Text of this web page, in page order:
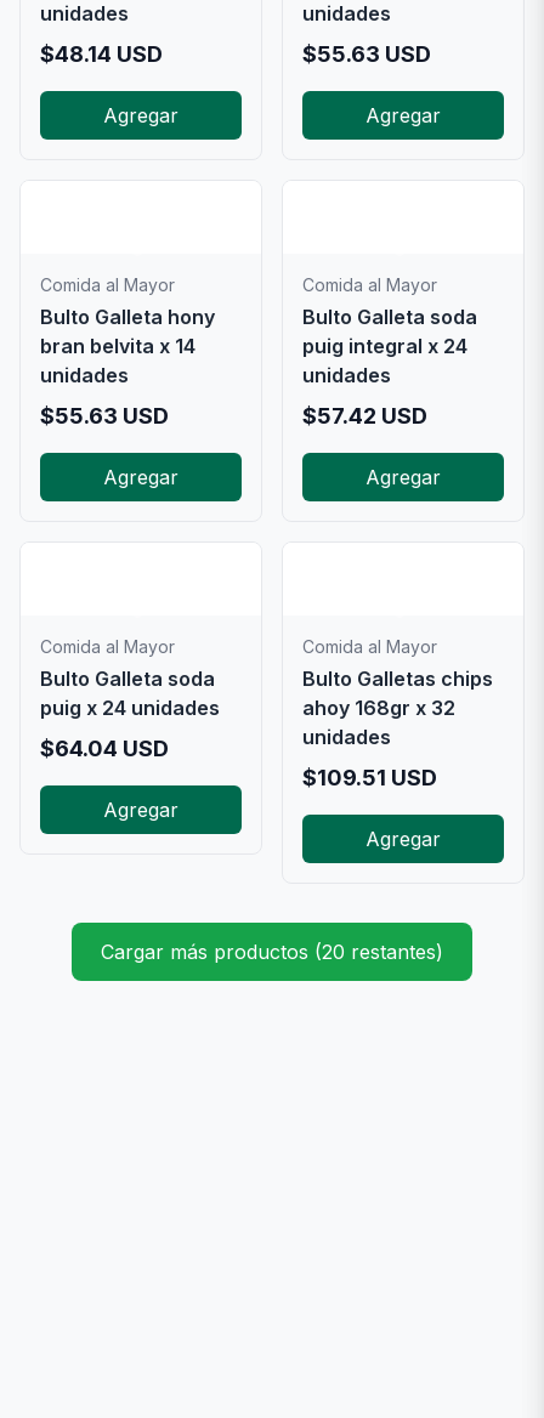
unidades
$48.14 USD
Agregar
unidades
$55.63 USD
Agregar
Comida al Mayor
Bulto Galleta hony
bran belvita x 14
unidades
$55.63 USD
Agregar
Comida al Mayor
Bulto Galleta soda
puig integral x 24
unidades
$57.42 USD
Agregar
Comida al Mayor
Bulto Galleta soda
puig x 24 unidades
$64.04 USD
Agregar
Comida al Mayor
Bulto Galletas chips
ahoy 168gr x 32
unidades
$109.51 USD
Agregar
Cargar más productos (20 restantes)